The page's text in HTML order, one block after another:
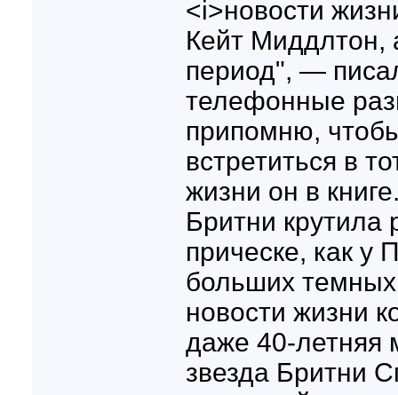
<i>новости
Кейт Миддлтон,
период", —
телефонные
припомню,
встретиться в
жизни он в
Бритни
прическе, как у
больших
новости жизни
даже 40-летняя
звезда Бритни